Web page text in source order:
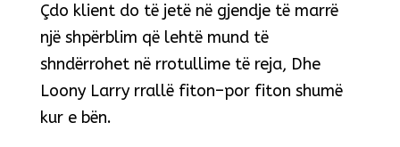
Çdo klient do të jetë në gjendje të marrë
një shpërblim që lehtë mund të
shndërrohet në rrotullime të reja, Dhe
Loony Larry rrallë fiton–por fiton shumë
kur e bën.